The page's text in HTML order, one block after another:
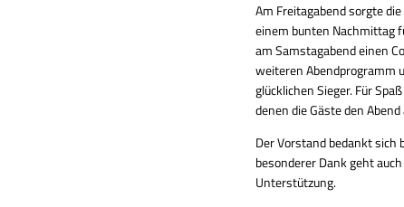
Am Freitagabend sorgte
einem bunten Nachmittag
am Samstagabend einen
weiteren Abendprogramm
glücklichen Sieger. Für
denen die Gäste den
Der Vorstand bedankt sich
besonderer Dank geht
Unterstützung.